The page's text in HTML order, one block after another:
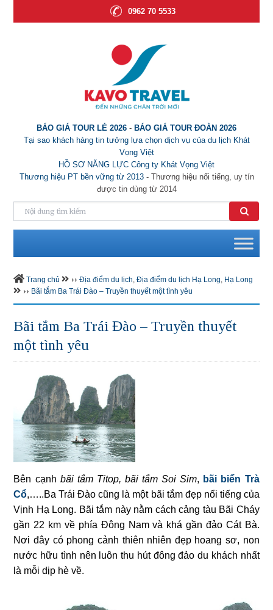
0962 70 5533
BÁO GIÁ TOUR LẺ 2026 - BÁO GIÁ TOUR ĐOÀN 2026
Tại sao khách hàng tin tưởng lựa chọn dịch vụ của du lịch Khát
Vọng Việt
HỒ SƠ NĂNG LỰC Công ty Khát Vọng Việt
Thương hiệu PT bền vững từ 2013- Thương hiệu nổi tiếng, uy tín
được tin dùng từ 2014
Trang chủ ›› Địa điểm du lịch,Địa điểm du lịch Hạ Long, Hạ Long
›› Bãi tắm Ba Trái Đào – Truyền thuyết một tình yêu
Bãi tắm Ba Trái Đào – Truyền thuyết
một tình yêu
Bên cạnh bãi tắm Titop, bãi tắm Soi Sim, bãi biển Trà
Cổ,…..Ba Trái Đào cũng là một bãi tắm đẹp nổi tiếng của
Vịnh Hạ Long. Bãi tắm này nằm cách cảng tàu Bãi Cháy
gần 22 km về phía Đông Nam và khá gần đảo Cát Bà.
Nơi đây có phong cảnh thiên nhiên đẹp hoang sơ, non
nước hữu tình nên luôn thu hút đông đảo du khách nhất
là mỗi dịp hè về.